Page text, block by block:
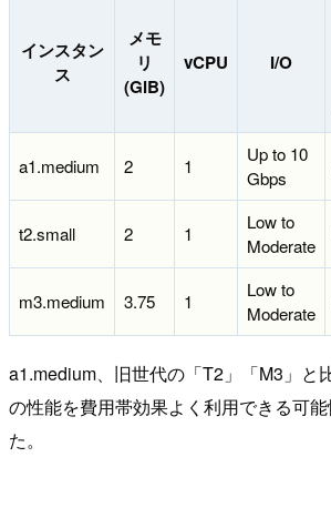
インスタン
ス
メモ
リ
(GiB)
vCPU I/O
a1.medium 2 1
Up to 10
Gbps
t2.small 2 1
Low to
Moderate
m3.medium 3.75 1
Low to
Moderate
a1.medium、旧世代の「T2」「M3」と
の性能を費用帯効果よく利用できる可
た。